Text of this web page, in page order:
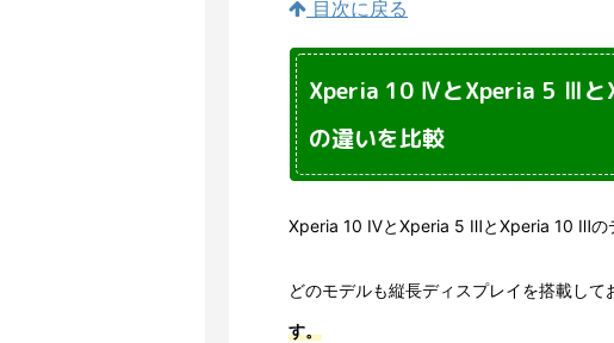
目次に戻る
Xperia 10 ⅣとXperia 5 Ⅲと
の違いを比較
Xperia 10 ⅣとXperia 5 ⅢとXperia 10 Ⅲの
どのモデルも縦長ディスプレイを搭載して
す。